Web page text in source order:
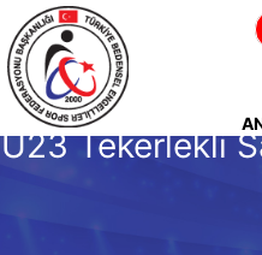
U23 Tekerlekli